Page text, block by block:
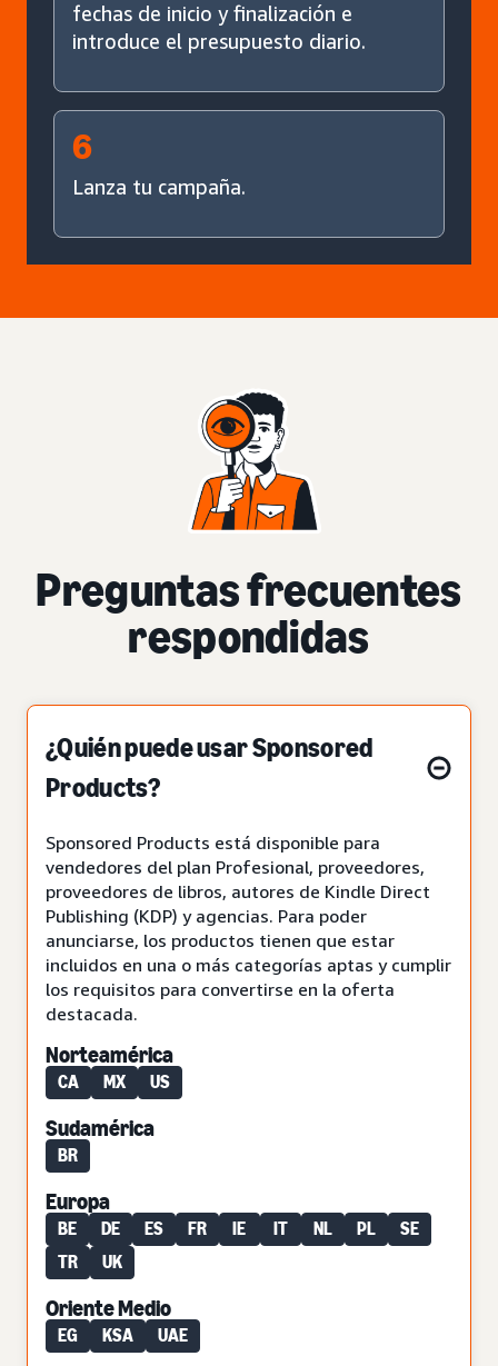
fechas de inicio y finalización e
introduce el presupuesto diario.
6
Lanza tu campaña.
Preguntas frecuentes
respondidas
¿Quién puede usar Sponsored
Products?
Sponsored Products está disponible para
vendedores del plan Profesional, proveedores,
proveedores de libros, autores de Kindle Direct
Publishing (KDP) y agencias. Para poder
anunciarse, los productos tienen que estar
incluidos en una o más categorías aptas y cumplir
los requisitos para convertirse en la oferta
destacada.
Norteamérica
CA MX US
Sudamérica
BR
Europa
BE DE ES FR IE IT NL PL
SE
TR
UK
Oriente Medio
EG KSA UAE